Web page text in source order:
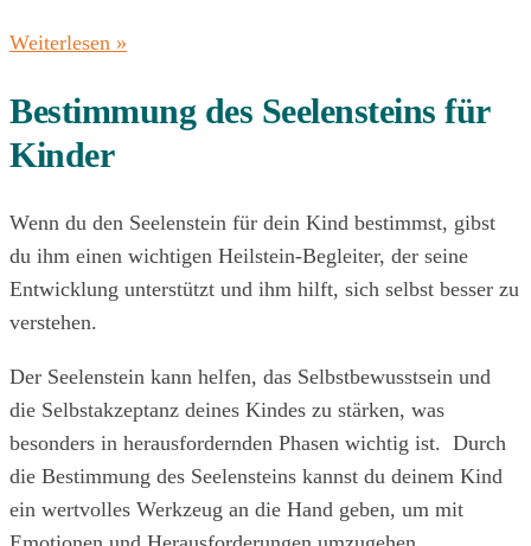
Weiterlesen »
Bestimmung des Seelensteins für
Kinder
Wenn du den Seelenstein für dein Kind bestimmst, gibst
du ihm einen wichtigen Heilstein-Begleiter, der seine
Entwicklung unterstützt und ihm hilft, sich selbst besser zu
verstehen.
Der Seelenstein kann helfen, das Selbstbewusstsein und
die Selbstakzeptanz deines Kindes zu stärken, was
besonders in herausfordernden Phasen wichtig ist. Durch
die Bestimmung des Seelensteins kannst du deinem Kind
ein wertvolles Werkzeug an die Hand geben, um mit